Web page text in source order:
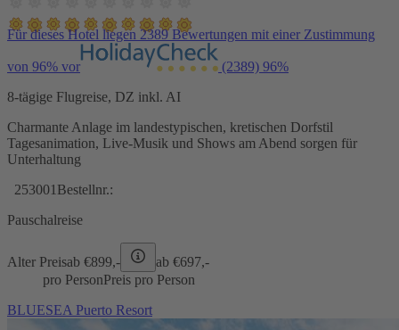
Für dieses Hotel liegen 2389 Bewertungen mit einer Zustimmung
von 96% vor (2389) 96%
8-tägige Flugreise, DZ inkl. AI
Charmante Anlage im landestypischen, kretischen Dorfstil
Tagesanimation, Live-Musik und Shows am Abend sorgen für
Unterhaltung
253001 Bestellnr.:
Pauschalreise
Alter Preisab €899,- ab €697,-
pro PersonPreis pro Person
BLUESEA Puerto Resort